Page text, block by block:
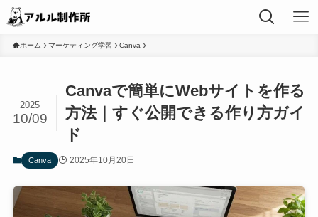
ホーム マーケティング学習 Canva
Canvaで簡単にWebサイトを作る
方法｜すぐ公開できる作り方ガイ
ド
2025
10/09
Canva 2025年10月20日